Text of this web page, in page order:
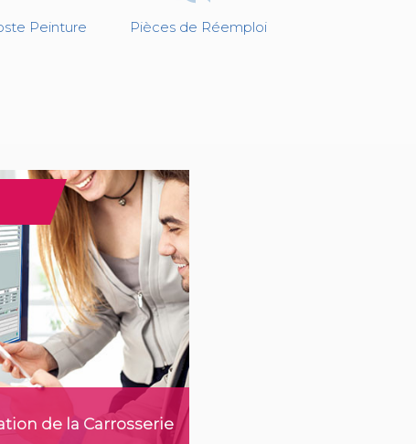
Peinture Pièces de Réemploi
de la Carrosserie